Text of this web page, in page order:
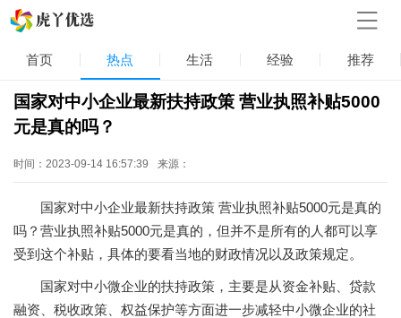
首页 热点 生活 经验 推荐
国家对中小企业最新扶持政策 营业执照补贴5000
元是真的吗？
时间：2023-09-14 16:57:39 来源：
国家对中小企业最新扶持政策 营业执照补贴5000元是真的
吗？营业执照补贴5000元是真的，但并不是所有的人都可以享
受到这个补贴，具体的要看当地的财政情况以及政策规定。
国家对中小微企业的扶持政策，主要是从资金补贴、贷款
融资、税收政策、权益保护等方面进一步减轻中小微企业的社